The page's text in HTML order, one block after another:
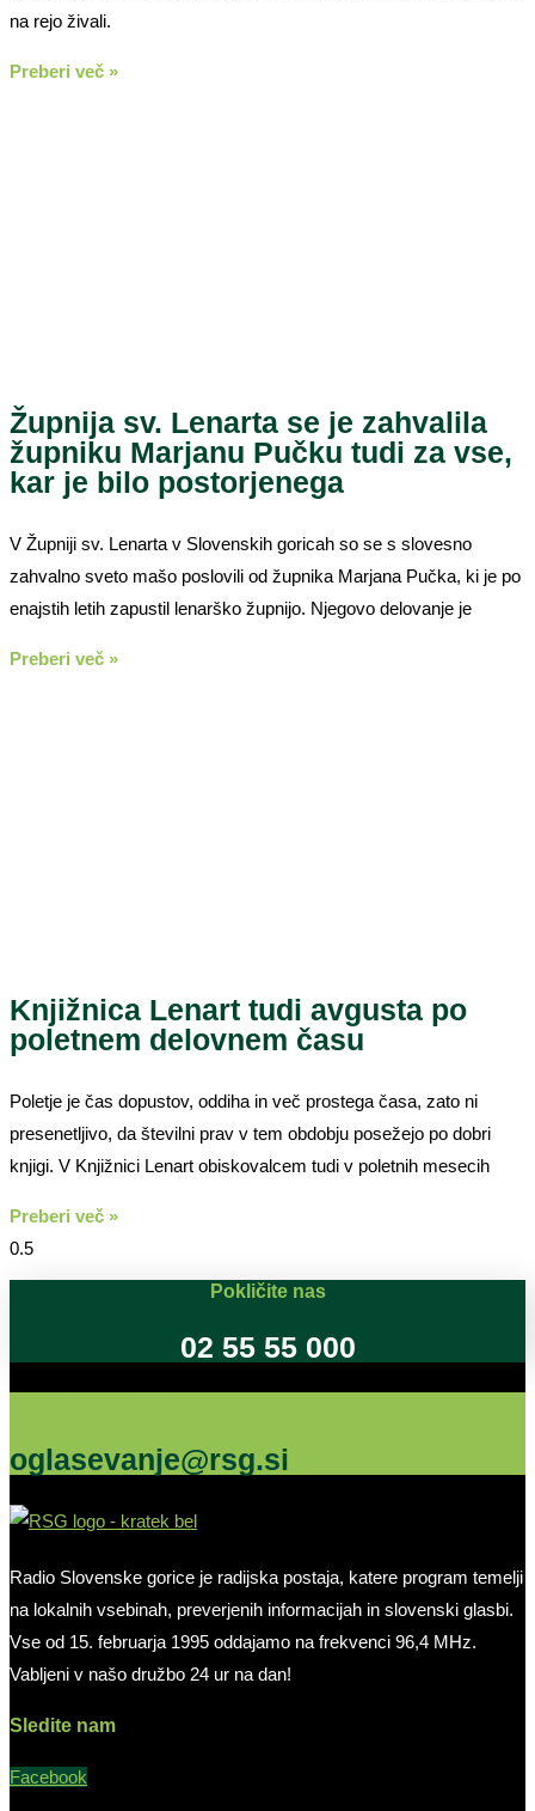
na rejo živali.
Preberi več »
Župnija sv. Lenarta se je zahvalila
župniku Marjanu Pučku tudi za vse,
kar je bilo postorjenega
V Župniji sv. Lenarta v Slovenskih goricah so se s slovesno
zahvalno sveto mašo poslovili od župnika Marjana Pučka, ki je po
enajstih letih zapustil lenarško župnijo. Njegovo delovanje je
Preberi več »
Knjižnica Lenart tudi avgusta po
poletnem delovnem času
Poletje je čas dopustov, oddiha in več prostega časa, zato ni
presenetljivo, da številni prav v tem obdobju posežejo po dobri
knjigi. V Knjižnici Lenart obiskovalcem tudi v poletnih mesecih
Preberi več »
Pokličite nas
02 55 55 000
oglasevanje@rsg.si
Radio Slovenske gorice je radijska postaja, katere program temelji
na lokalnih vsebinah, preverjenih informacijah in slovenski glasbi.
Vse od 15. februarja 1995 oddajamo na frekvenci 96,4 MHz.
Vabljeni v našo družbo 24 ur na dan!
Sledite nam
Facebook